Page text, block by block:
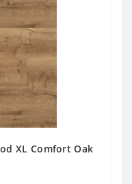
XL Comfort Oak